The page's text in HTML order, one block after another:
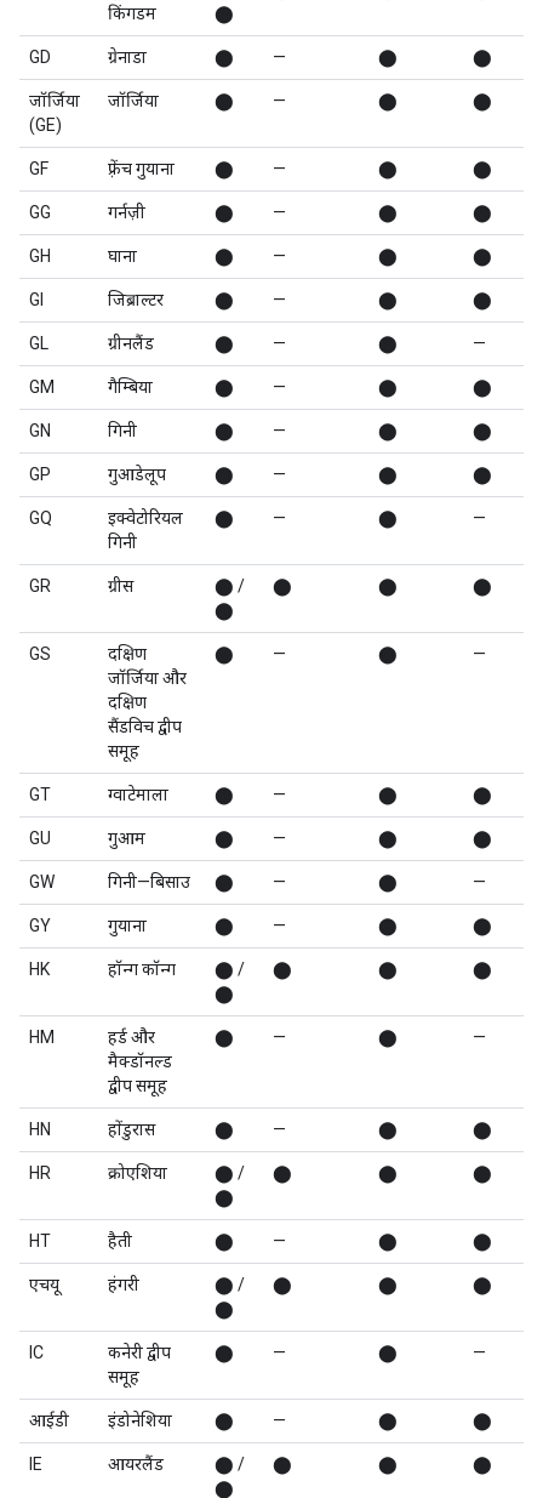
किंगडम
⬤
GD ग्रेनाडा ⬤ — ⬤ ⬤
जॉर्जिया
(GE)
जॉर्जिया ⬤ — ⬤ ⬤
GF फ़्रेंच गुयाना ⬤ — ⬤ ⬤
GG गर्नज़ी ⬤ — ⬤ ⬤
GH घाना ⬤ — ⬤ ⬤
GI जिब्राल्टर ⬤ — ⬤ ⬤
GL ग्रीनलैंड ⬤ — ⬤ —
GM गैम्बिया ⬤ — ⬤ ⬤
GN गिनी ⬤ — ⬤ ⬤
GP गुआडेलूप ⬤ — ⬤ ⬤
GQ
इक्वेटोरियल
गिनी
⬤ — ⬤ —
GR ग्रीस
⬤ /
⬤
⬤ ⬤ ⬤
GS
दक्षिण
जॉर्जिया और
दक्षिण
सैंडविच द्वीप
समूह
⬤ — ⬤ —
GT ग्वाटेमाला ⬤ — ⬤ ⬤
GU गुआम ⬤ — ⬤ ⬤
GW गिनी—बिसाउ ⬤ — ⬤ —
GY गुयाना ⬤ — ⬤ ⬤
HK हॉन्ग कॉन्ग
⬤ /
⬤
⬤ ⬤ ⬤
HM
हर्ड और
मैक्डॉनल्ड
द्वीप समूह
⬤ — ⬤ —
HN होंडुरास ⬤ — ⬤ ⬤
HR क्रोएशिया
⬤ /
⬤
⬤ ⬤ ⬤
HT हैती ⬤ — ⬤ ⬤
एचयू हंगरी
⬤ /
⬤
⬤ ⬤ ⬤
IC
कनेरी द्वीप
समूह
⬤ — ⬤ —
आईडी इंडोनेशिया ⬤ — ⬤ ⬤
IE आयरलैंड
⬤ /
⬤
⬤ ⬤ ⬤